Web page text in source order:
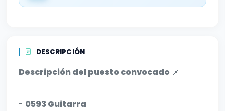
DESCRIPCIÓN
Descripción del puesto convocado 📌
- 0593 Guitarra